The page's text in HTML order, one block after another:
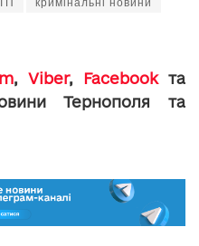
кримінальні новини
, Viber, Facebookта
Тернополя та